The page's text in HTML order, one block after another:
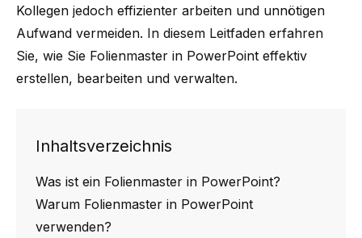
Kollegen jedoch effizienter arbeiten und unnötigen
Aufwand vermeiden. In diesem Leitfaden erfahren
Sie, wie Sie Folienmaster in PowerPoint effektiv
erstellen, bearbeiten und verwalten.
Inhaltsverzeichnis
Was ist ein Folienmaster in PowerPoint?
Warum Folienmaster in PowerPoint
verwenden?